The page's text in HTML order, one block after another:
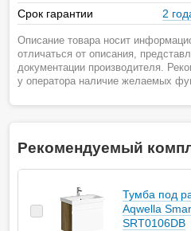
Срок гарантии
2
Описание товара носит
отличаться от описания,
документации производителя.
у оператора наличие желаемых
Рекомендуемый
Тумба под
Aqwella
SRT0106DB